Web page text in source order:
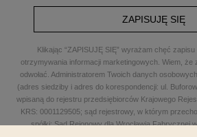
ZAPISUJĘ SIĘ
Klikając “ZAPISUJĘ SIĘ” wyrażam chęć
otrzymywania informacji marketingowych. Wiem, że
odwołać. Administratorem Twoich danych
(adres siedziby i adres do korespondencji: ul.
wpisaną do rejestru przedsiębiorców Krajowego
KRS: 0001129505; sąd rejestrowy, w którym
spółki: Sąd Rejonowy dla Wrocławia Fabrycznej